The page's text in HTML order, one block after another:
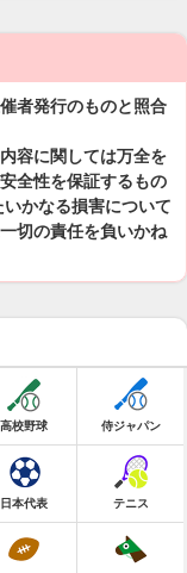
者発行のものと照合
容に関しては万全を
全性を保証するもの
かなる損害について
切の責任を負いかね
高校野球 侍ジャパン
日本代表 テニス